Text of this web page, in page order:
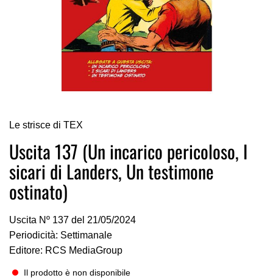
all'inizio
della
galleria
di
immagini
Le strisce di TEX
Uscita 137 (Un incarico pericoloso, I
sicari di Landers, Un testimone
ostinato)
Uscita Nº 137 del 21/05/2024
Periodicità: Settimanale
Editore: RCS MediaGroup
Il prodotto è non disponibile